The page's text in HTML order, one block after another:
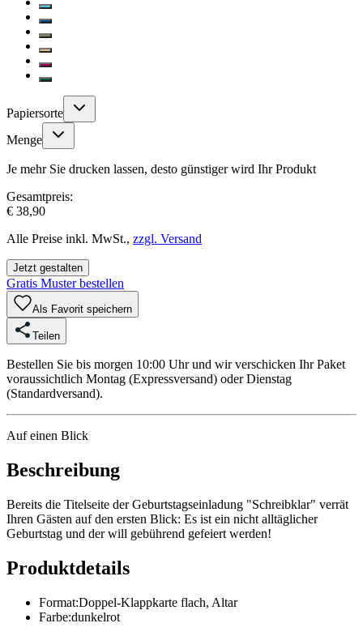
Papiersorte
Menge
Je mehr Sie drucken lassen, desto günstiger wird Ihr Produkt
Gesamtpreis:
€ 38,90
Alle Preise inkl. MwSt., zzgl. Versand
Jetzt gestalten
Gratis Muster bestellen
Als Favorit speichern
Teilen
Bestellen Sie bis morgen 10:00 Uhr und wir verschicken Ihr Paket
voraussichtlich Montag (Expressversand) oder Dienstag
(Standardversand).
Auf einen Blick
Beschreibung
Bereits die Titelseite der Geburtstagseinladung "Schreibklar" verrät
Ihren Gästen auf den ersten Blick: Es ist ein nicht alltäglicher
Geburtstag und der will gebührend gefeiert werden!
Produktdetails
Format:Doppel-Klappkarte flach, Altar
Farbe:dunkelrot